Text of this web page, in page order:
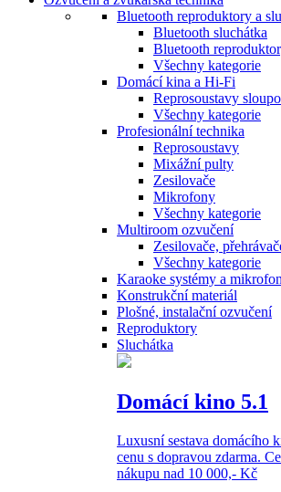
Bluetooth reproduktory a
Bluetooth sluchátka
Bluetooth
Všechny kategorie
Domácí kina a Hi-Fi
Reprosoustavy
Všechny kategorie
Profesionální technika
Reprosoustavy
Mixážní pulty
Zesilovače
Mikrofony
Všechny kategorie
Multiroom ozvučení
Zesilovače,
Všechny kategorie
Karaoke systémy a
Konstrukční materiál
Plošné, instalační ozvučení
Reproduktory
Sluchátka
Domácí kino 5.1
Luxusní sestava domácího
cenu s dopravou zdarma.
nákupu nad 10 000,- Kč